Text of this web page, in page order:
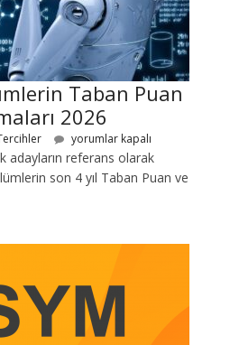
Taban Puan
2026
yorumlar kapalı
adayların referans olarak
son 4 yıl Taban Puan ve